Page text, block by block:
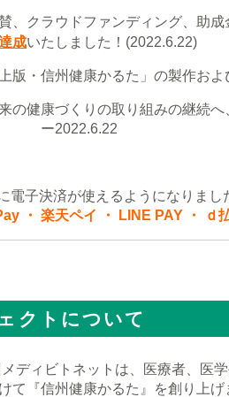
、クラウドファンディング、助成
成いたしました！(2022.6.22)
版・信州健康かるた」の製作およ
の健康づくりの取り組みの継続
ー2022.6.22
電子決済が使えるようになりまし
・ 楽天ペイ ・ LINE PAY ・ ｄ
クトについて
ディビトネットは、医療者、医
て『信州健康かるた』を創り上げ